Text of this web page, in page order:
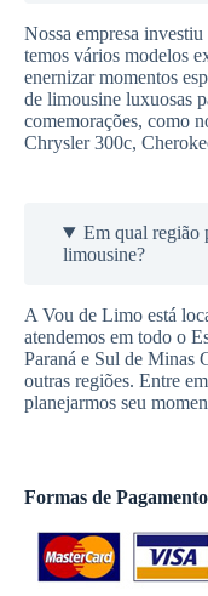
Nossa empresa
temos vários modelos
enernizar momentos
de limousine luxuosas
comemorações, como
Chrysler 300c,
Em qual região
limousine?
A Vou de Limo está
atendemos em todo o
Paraná e Sul de Minas
outras regiões. Entre
planejarmos seu
Formas de Pagamento